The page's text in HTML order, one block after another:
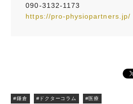
090-3132-1173
https://pro-physiopartners.jp/
#鎌倉 #ドクターコラム #医療